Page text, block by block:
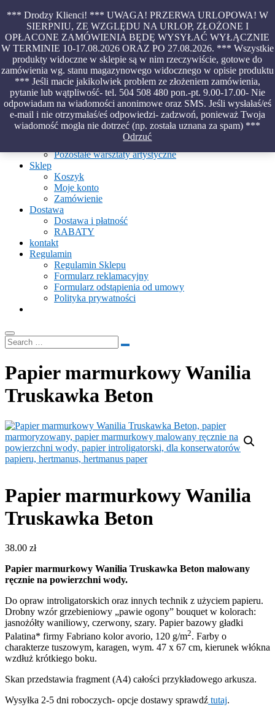
*** Drodzy Klienci! *** UWAGA! PRZERWA URLOPOWA! W
SIERPNIU, ZE WZGLĘDU NA URLOP, ZŁOŻONE I
OPŁACONE ZAMÓWIENIA BĘDĘ WYSYŁAĆ WYŁĄCZNIE
W TERMINIE 10-17.08.2026 ORAZ PO 27.08.2026. *** Wszystkie
produkty widoczne w sklepie są w nim rzeczywiście, gotowe do
zamówienia wg. stanu magazynowego widocznego w opisie produktu
*** Jeśli macie jakikolwiek problem ze złożeniem zamówienia,
pytanie lub wątpliwość- tel. 504 508 480 pon.-pt. 9.00-17.00- Nie
odpowiadam na wiadomości anonimowe oraz SMS. Jeśli wysłałaś/eś
e-mail i nie otrzymałaś/eś odpowiedzi- zadzwoń, ponieważ Twoja
wiadomość mogła nie dotrzeć (np. została uznana za spam) ***
Odrzuć
Skip
content
Piękno malowane na wodzie – papiery marmurkowe – materiały
introligatorskie – oprawy – etui – pudełka
Aktualności
O Pracowni
Ebru
Warsztaty
Warsztaty malowania na wodzie
Pozostałe warsztaty artystyczne
Sklep
Koszyk
Moje konto
Zamówienie
Dostawa
Dostawa i płatność
RABATY
kontakt
Regulamin
Regulamin Sklepu
Formularz reklamacyjny
Formularz odstąpienia od umowy
Polityka prywatności
Papier marmurkowy Wanilia
Truskawka Beton
Papier marmurkowy Wanilia
Truskawka Beton
38.00 zł
Papier marmurkowy Wanilia Truskawka Beton malowany
ręcznie na powierzchni wody.
Do opraw introligatorskich oraz innych technik z użyciem papieru.
Drobny wzór grzebieniowy „pawie ogony” bouquet w kolorach:
jasnożółty waniliowy, czerwony, szary. Papier bazowy gładki
Palatina* firmy Fabriano kolor avorio, 120 g/m2. Farby o
charakterze tuszowym, karagen, wym. 47 x 67 cm, kierunek włókna
wzdłuż krótkiego boku.
Skan przedstawia fragment (A4) całości przykładowego arkusza.
Wysyłka 2-5 dni roboczych- opcje dostawy sprawdź tutaj.